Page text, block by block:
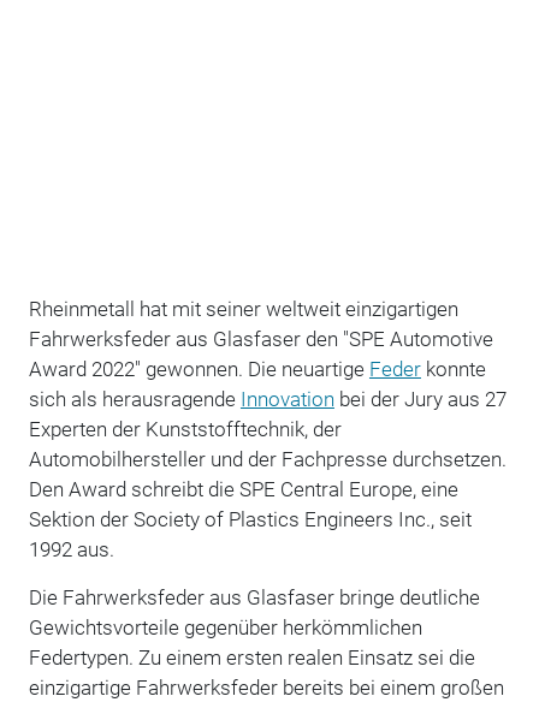
Rheinmetall hat mit seiner weltweit einzigartigen
Fahrwerksfeder aus Glasfaser den "SPE Automotive
Award 2022" gewonnen. Die neuartige Federkonnte
sich als herausragende Innovation bei der Jury aus 27
Experten der Kunststofftechnik, der
Automobilhersteller und der Fachpresse durchsetzen.
Den Award schreibt die SPE Central Europe, eine
Sektion der Society of Plastics Engineers Inc., seit
1992 aus.
Die Fahrwerksfeder aus Glasfaser bringe deutliche
Gewichtsvorteile gegenüber herkömmlichen
Federtypen. Zu einem ersten realen Einsatz sei die
einzigartige Fahrwerksfeder bereits bei einem großen